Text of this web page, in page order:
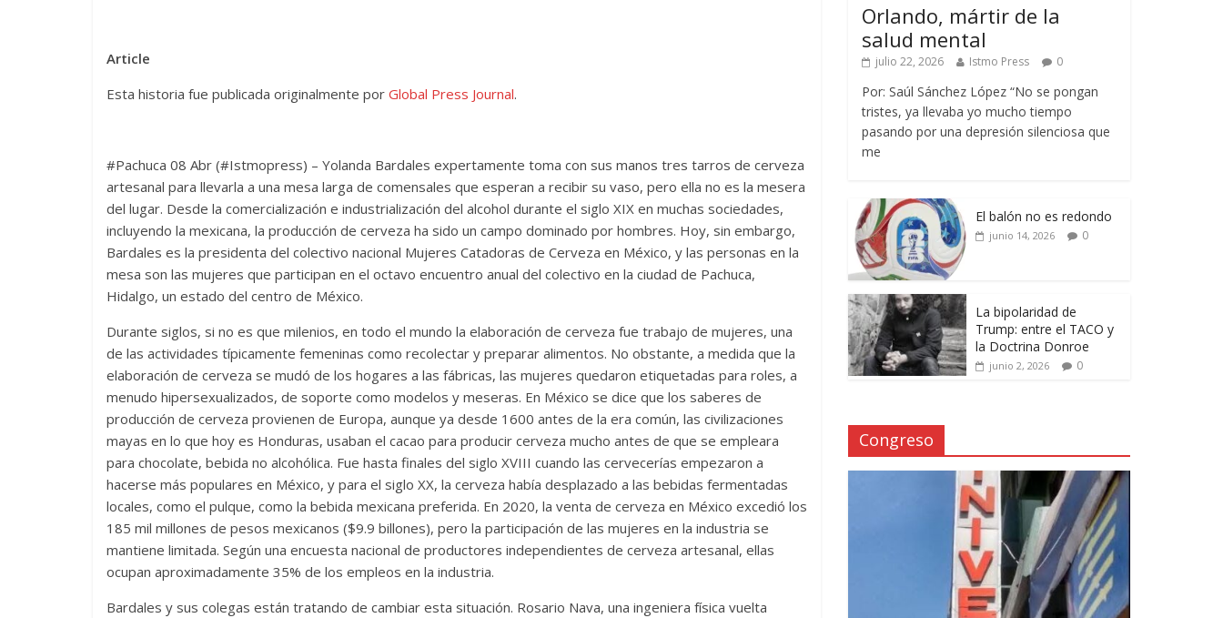
Article
Esta historia fue publicada originalmente por Global Press Journal.
#Pachuca 08 Abr (#Istmopress) – Yolanda Bardales expertamente toma con sus manos tres tarros de cerveza
artesanal para llevarla a una mesa larga de comensales que esperan a recibir su vaso, pero ella no es la mesera
del lugar. Desde la comercialización e industrialización del alcohol durante el siglo XIX en muchas sociedades,
incluyendo la mexicana, la producción de cerveza ha sido un campo dominado por hombres. Hoy, sin embargo,
Bardales es la presidenta del colectivo nacional Mujeres Catadoras de Cerveza en México, y las personas en la
mesa son las mujeres que participan en el octavo encuentro anual del colectivo en la ciudad de Pachuca,
Hidalgo, un estado del centro de México.
Durante siglos, si no es que milenios, en todo el mundo la elaboración de cerveza fue trabajo de mujeres, una
de las actividades típicamente femeninas como recolectar y preparar alimentos. No obstante, a medida que la
elaboración de cerveza se mudó de los hogares a las fábricas, las mujeres quedaron etiquetadas para roles, a
menudo hipersexualizados, de soporte como modelos y meseras. En México se dice que los saberes de
producción de cerveza provienen de Europa, aunque ya desde 1600 antes de la era común, las civilizaciones
mayas en lo que hoy es Honduras, usaban el cacao para producir cerveza mucho antes de que se empleara
para chocolate, bebida no alcohólica. Fue hasta finales del siglo XVIII cuando las cervecerías empezaron a
hacerse más populares en México, y para el siglo XX, la cerveza había desplazado a las bebidas fermentadas
locales, como el pulque, como la bebida mexicana preferida. En 2020, la venta de cerveza en México excedió los
185 mil millones de pesos mexicanos ($9.9 billones), pero la participación de las mujeres en la industria se
mantiene limitada. Según una encuesta nacional de productores independientes de cerveza artesanal, ellas
ocupan aproximadamente 35% de los empleos en la industria.
Bardales y sus colegas están tratando de cambiar esta situación. Rosario Nava, una ingeniera física vuelta
Orlando, mártir de la
salud mental
julio 22, 2026 Istmo Press 0
Por: Saúl Sánchez López “No se pongan
tristes, ya llevaba yo mucho tiempo
pasando por una depresión silenciosa que
me
El balón no es redondo
junio 14, 2026 0
La bipolaridad de
Trump: entre el TACO y
la Doctrina Donroe
junio 2, 2026 0
Congreso